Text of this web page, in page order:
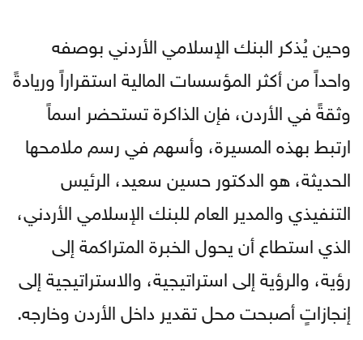
وحين يُذكر البنك الإسلامي الأردني بوصفه
واحداً من أكثر المؤسسات المالية استقراراً وريادةً
وثقةً في الأردن، فإن الذاكرة تستحضر اسماً
ارتبط بهذه المسيرة، وأسهم في رسم ملامحها
الحديثة، هو الدكتور حسين سعيد، الرئيس
التنفيذي والمدير العام للبنك الإسلامي الأردني،
الذي استطاع أن يحول الخبرة المتراكمة إلى
رؤية، والرؤية إلى استراتيجية، والاستراتيجية إلى
إنجازاتٍ أصبحت محل تقدير داخل الأردن وخارجه.